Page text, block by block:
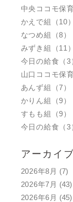
中央ココモ保
かえで組（10）
なつめ組（8）
みずき組（11）
今日の給食（3
山口ココモ保
あんず組（7）
かりん組（9）
すもも組（9）
今日の給食（3
アーカイ
2026年8月 (7)
2026年7月 (43)
2026年6月 (45)